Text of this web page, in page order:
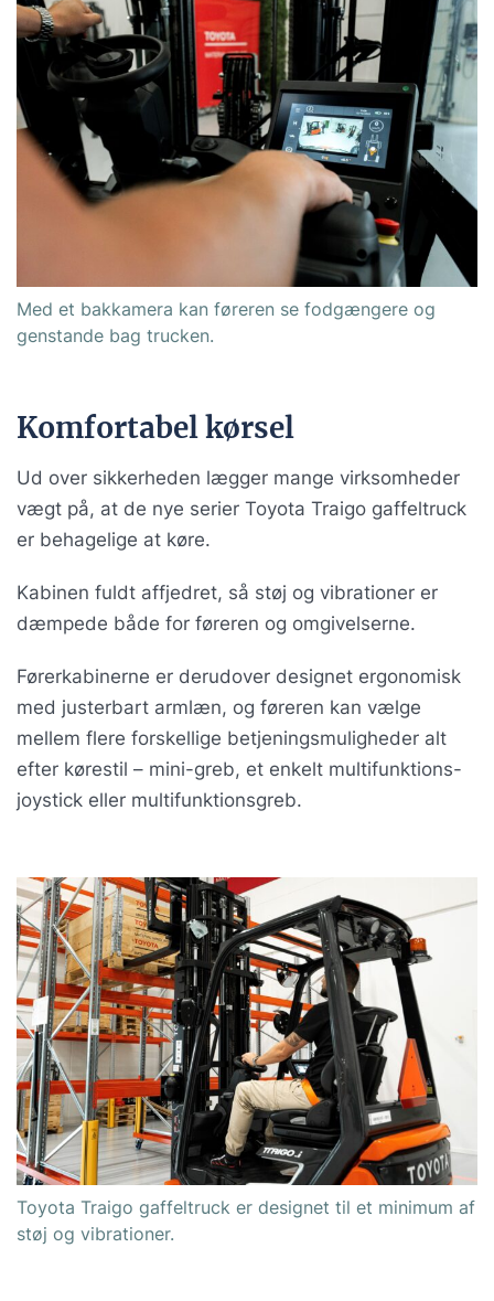
Med et bakkamera kan føreren se fodgængere og
genstande bag trucken.
Komfortabel kørsel
Ud over sikkerheden lægger mange virksomheder
vægt på, at de nye serier Toyota Traigo gaffeltruck
er behagelige at køre.
Kabinen fuldt affjedret, så støj og vibrationer er
dæmpede både for føreren og omgivelserne.
Førerkabinerne er derudover designet ergonomisk
med justerbart armlæn, og føreren kan vælge
mellem flere forskellige betjeningsmuligheder alt
efter kørestil – mini-greb, et enkelt multifunktions-
joystick eller multifunktionsgreb.
Toyota Traigo gaffeltruck er designet til et minimum af
støj og vibrationer.